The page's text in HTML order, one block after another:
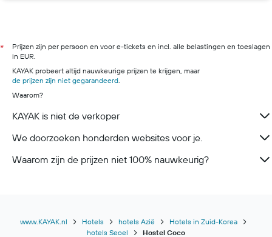
*
Prijzen zijn per persoon en voor e-tickets en incl. alle belastingen en toeslagen
in EUR.
KAYAK probeert altijd nauwkeurige prijzen te krijgen, maar
de prijzen zijn niet gegarandeerd.
Waarom?
KAYAK is niet de verkoper
We doorzoeken honderden websites voor je.
Waarom zijn de prijzen niet 100% nauwkeurig?
www.KAYAK.nl Hotels hotels Azië
Hotels in Zuid-Korea
hotels Seoel
Hostel Coco